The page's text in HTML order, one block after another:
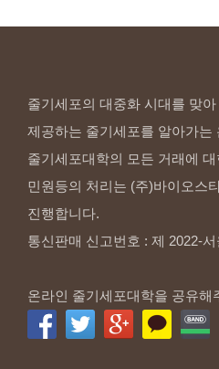
줄기세포의 대중화 시대를 맞
제공하는 줄기세포를 알아가는
줄기세포대학의 모든 거래에
민원등의 처리는 (주)바이오스
진행합니다.
통신판매 신고번호 : 제 2022-
온라인 줄기세포대학을 공유해